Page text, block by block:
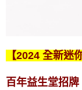
【2024 全新迷
百年益生堂招